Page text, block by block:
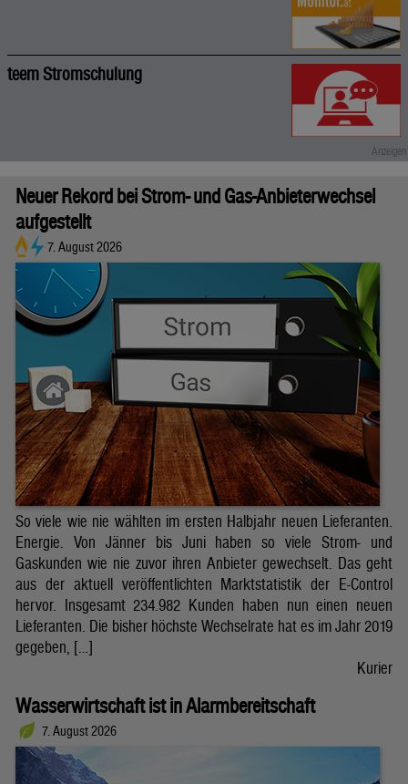
teem Stromschulung
Neuer Rekord bei Strom- und Gas-Anbieterwechsel
aufgestellt
7. August 2026
So viele wie nie wählten im ersten Halbjahr neuen Lieferanten.
Energie. Von Jänner bis Juni haben so viele Strom- und
Gaskunden wie nie zuvor ihren Anbieter gewechselt. Das geht
aus der aktuell veröffentlichten Marktstatistik der E-Control
hervor. Insgesamt 234.982 Kunden haben nun einen neuen
Lieferanten. Die bisher höchste Wechselrate hat es im Jahr 2019
gegeben, […]
Kurier
Wasserwirtschaft ist in Alarmbereitschaft
7. August 2026